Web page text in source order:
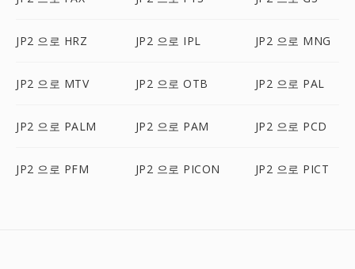
JP2 으로 HRZ JP2 으로 IPL JP2 으로 MNG
JP2 으로 MTV JP2 으로 OTB JP2 으로 PAL
JP2 으로 PALM JP2 으로 PAM JP2 으로 PCD
JP2 으로 PFM JP2 으로 PICON JP2 으로 PICT